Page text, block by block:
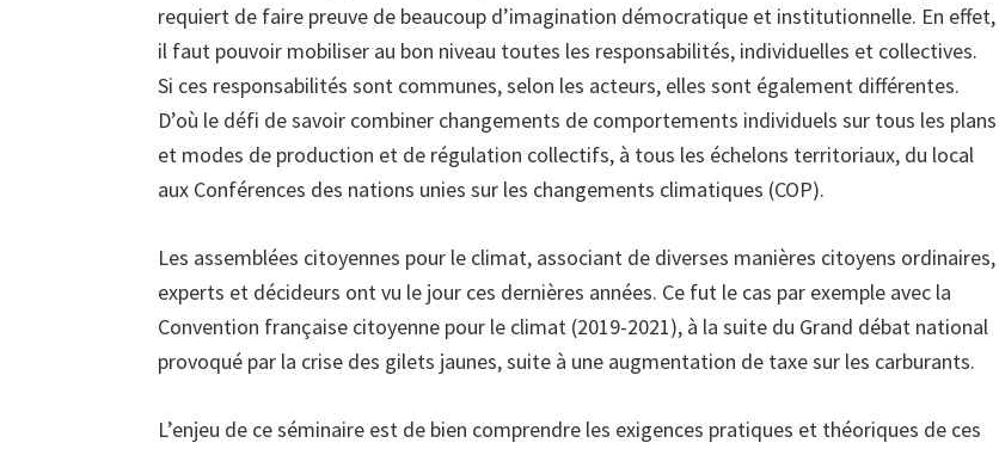
requiert de faire preuve de beaucoup d’imagination démocratique et institutionnelle. En effet,
il faut pouvoir mobiliser au bon niveau toutes les responsabilités, individuelles et collectives.
Si ces responsabilités sont communes, selon les acteurs, elles sont également différentes.
D’où le défi de savoir combiner changements de comportements individuels sur tous les plans
et modes de production et de régulation collectifs, à tous les échelons territoriaux, du local
aux Conférences des nations unies sur les changements climatiques (COP).
Les assemblées citoyennes pour le climat, associant de diverses manières citoyens ordinaires,
experts et décideurs ont vu le jour ces dernières années. Ce fut le cas par exemple avec la
Convention française citoyenne pour le climat (2019-2021), à la suite du Grand débat national
provoqué par la crise des gilets jaunes, suite à une augmentation de taxe sur les carburants.
L’enjeu de ce séminaire est de bien comprendre les exigences pratiques et théoriques de ces